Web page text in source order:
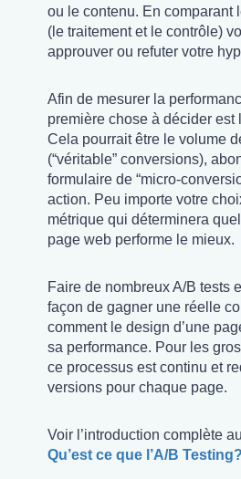
ou le contenu. En comparant
(le traitement et le contrôle)
approuver ou refuter votre
Afin de mesurer la
première chose à décider est
Cela pourrait être le volume
(“véritable” conversions),
formulaire de “micro-
action. Peu importe votre
métrique qui déterminera
page web performe le mieux.
Faire de nombreux A/B tests
façon de gagner une réelle
comment le design d’une
sa performance. Pour les
ce processus est continu et
versions pour chaque page.
Voir l’introduction complète
Qu’est ce que l’A/B Testing?